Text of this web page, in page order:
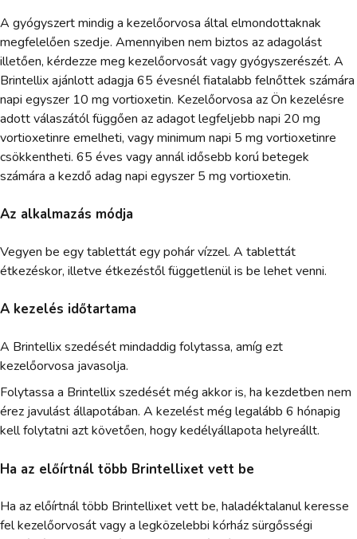
A gyógyszert mindig a kezelőorvosa által elmondottaknak
megfelelően szedje. Amennyiben nem biztos az adagolást
illetően, kérdezze meg kezelőorvosát vagy gyógyszerészét. A
Brintellix ajánlott adagja 65 évesnél fiatalabb felnőttek számára
napi egyszer 10 mg vortioxetin. Kezelőorvosa az Ön kezelésre
adott válaszától függően az adagot legfeljebb napi 20 mg
vortioxetinre emelheti, vagy minimum napi 5 mg vortioxetinre
csökkentheti. 65 éves vagy annál idősebb korú betegek
számára a kezdő adag napi egyszer 5 mg vortioxetin.
Az alkalmazás módja
Vegyen be egy tablettát egy pohár vízzel. A tablettát
étkezéskor, illetve étkezéstől függetlenül is be lehet venni.
A kezelés időtartama
A Brintellix szedését mindaddig folytassa, amíg ezt
kezelőorvosa javasolja.
Folytassa a Brintellix szedését még akkor is, ha kezdetben nem
érez javulást állapotában. A kezelést még legalább 6 hónapig
kell folytatni azt követően, hogy kedélyállapota helyreállt.
Ha az előírtnál több Brintellixet vett be
Ha az előírtnál több Brintellixet vett be, haladéktalanul keresse
fel kezelőorvosát vagy a legközelebbi kórház sürgősségi